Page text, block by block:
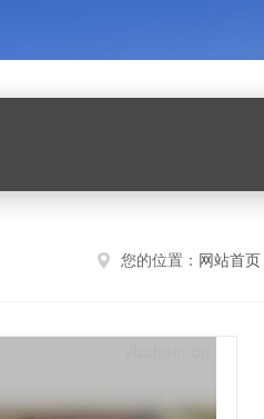
您的位置： 网站首页